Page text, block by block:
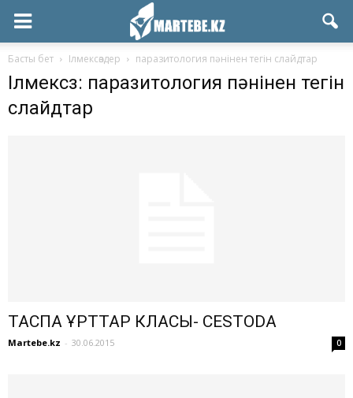
Басты бет Ілмексөздер паразитология пәнінен тегін слайдтар
Ілмексөз: паразитология пәнінен тегін
слайдтар
ТАСПА ҚҰРТТАР КЛАСЫ- СESTODA
Martebe.kz - 30.06.2015 0